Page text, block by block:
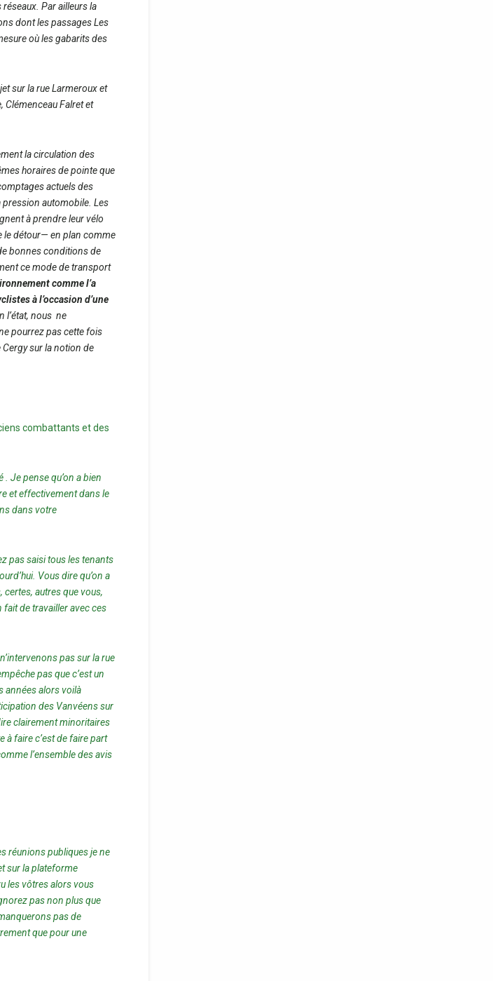
Par ailleurs la
dont les passages Les
où les gabarits des
sur la rue Larmeroux et
Clémenceau Falret et
la circulation des
horaires de pointe que
actuels des
pression automobile. Les
à prendre leur vélo
le détour— en plan comme
bonnes conditions de
ce mode de transport
comme l’a
à l’occasion d’une
l’état, nous ne
pourrez pas cette fois
sur la notion de
combattants et des
Je pense qu’on a bien
et effectivement dans le
dans votre
pas saisi tous les tenants
Vous dire qu’on a
autres que vous,
fait de travailler avec ces
pas sur la rue
pas que c’est un
années alors voilà
des Vanvéens sur
clairement minoritaires
à faire c’est de faire part
l’ensemble des avis
réunions publiques je ne
sur la plateforme
les vôtres alors vous
pas non plus que
pas de
que pour une